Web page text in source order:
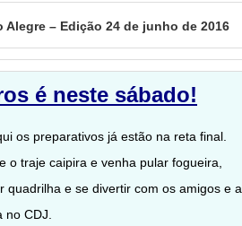
– Edição 24 de junho de 2016
é neste sábado!
os preparativos já estão na reta final.
o traje caipira e venha pular fogueira,
quadrilha e se divertir com os amigos e a
no CDJ.